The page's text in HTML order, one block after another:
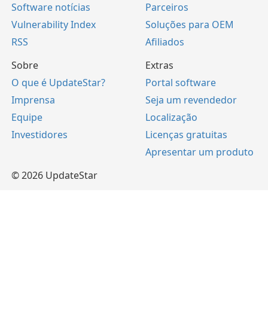
Software notícias
Vulnerability Index
RSS
Parceiros
Soluções para OEM
Afiliados
Sobre
O que é UpdateStar?
Imprensa
Equipe
Investidores
Extras
Portal software
Seja um revendedor
Localização
Licenças gratuitas
Apresentar um produto
© 2026 UpdateStar